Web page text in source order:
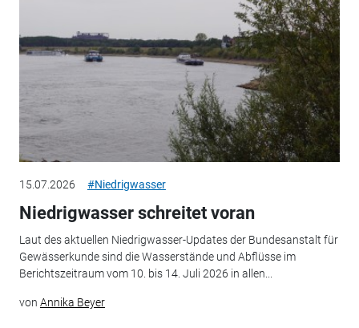
15.07.2026 #Niedrigwasser
Niedrigwasser schreitet voran
Laut des aktuellen Niedrigwasser-Updates der Bundesanstalt für
Gewässerkunde sind die Wasserstände und Abflüsse im
Berichtszeitraum vom 10. bis 14. Juli 2026 in allen...
von Annika Beyer